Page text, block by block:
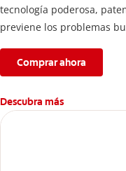
tecnología poderosa,
previene los problemas
completa limpieza dental.
*Con el cepillado 2 veces
semanas.
**Patentada en Estados
Comprar ahora
Descubra más